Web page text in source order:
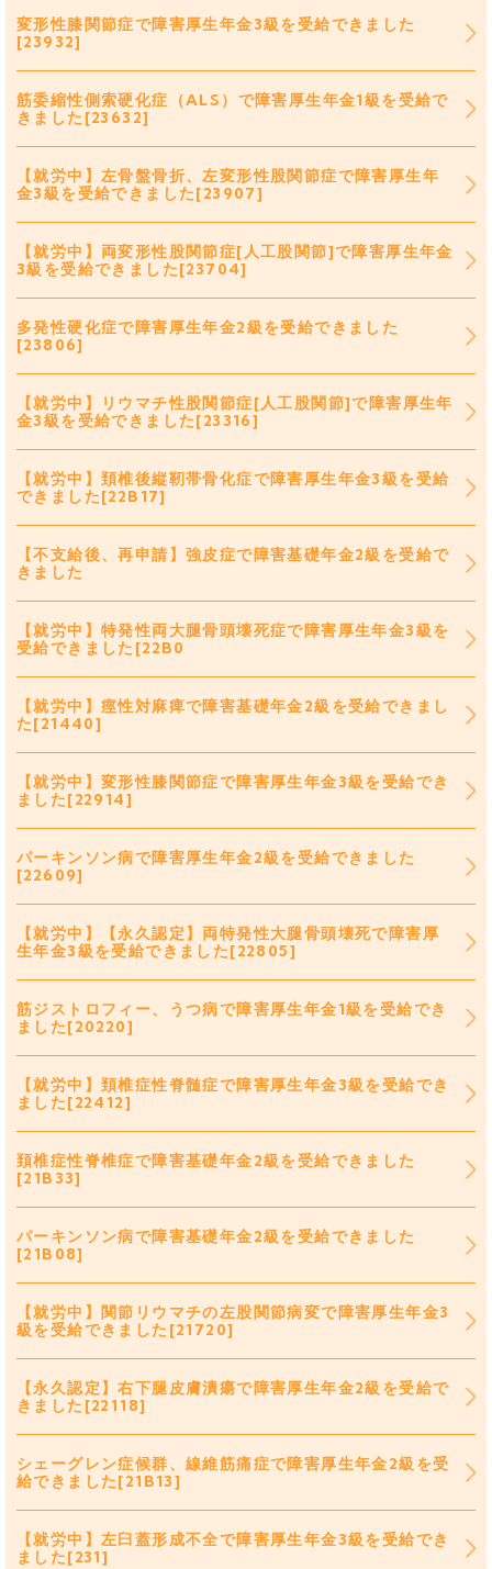
変形性膝関節症で障害厚生年金3級を受給できました
[23932]
筋委縮性側索硬化症（ALS）で障害厚生年金1級を受給で
きました[23632]
【就労中】左骨盤骨折、左変形性股関節症で障害厚生年
金3級を受給できました[23907]
【就労中】両変形性股関節症[人工股関節]で障害厚生年金
3級を受給できました[23704]
多発性硬化症で障害厚生年金2級を受給できました
[23806]
【就労中】リウマチ性股関節症[人工股関節]で障害厚生年
金3級を受給できました[23316]
【就労中】頚椎後縦靭帯骨化症で障害厚生年金3級を受給
できました[22B17]
【不支給後、再申請】強皮症で障害基礎年金2級を受給で
きました
【就労中】特発性両大腿骨頭壊死症で障害厚生年金3級を
受給できました[22B0
【就労中】痙性対麻痺で障害基礎年金2級を受給できまし
た[21440]
【就労中】変形性膝関節症で障害厚生年金3級を受給でき
ました[22914]
パーキンソン病で障害厚生年金2級を受給できました
[22609]
【就労中】【永久認定】両特発性大腿骨頭壊死で障害厚
生年金3級を受給できました[22805]
筋ジストロフィー、うつ病で障害厚生年金1級を受給でき
ました[20220]
【就労中】頚椎症性脊髄症で障害厚生年金3級を受給でき
ました[22412]
頚椎症性脊椎症で障害基礎年金2級を受給できました
[21B33]
パーキンソン病で障害基礎年金2級を受給できました
[21B08]
【就労中】関節リウマチの左股関節病変で障害厚生年金3
級を受給できました[21720]
【永久認定】右下腿皮膚潰瘍で障害厚生年金2級を受給で
きました[22118]
シェーグレン症候群、線維筋痛症で障害厚生年金2級を受
給できました[21B13]
【就労中】左臼蓋形成不全で障害厚生年金3級を受給でき
ました[231]